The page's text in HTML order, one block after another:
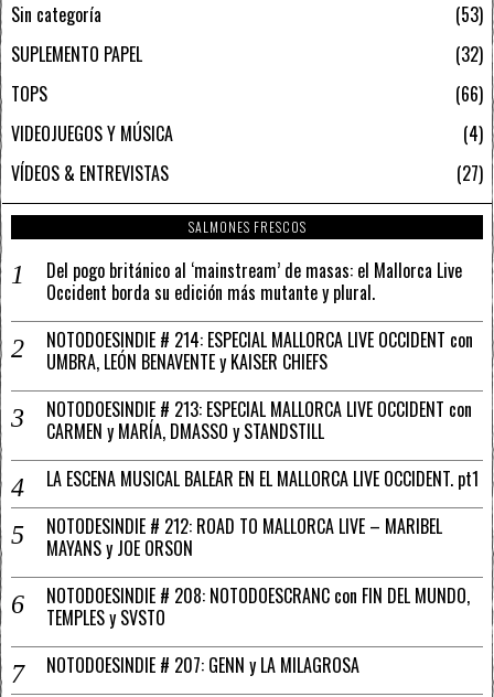
Sin categoría
53
SUPLEMENTO PAPEL
32
TOPS
66
VIDEOJUEGOS Y MÚSICA
4
VÍDEOS & ENTREVISTAS
27
SALMONES FRESCOS
Del pogo británico al ‘mainstream’ de masas: el Mallorca Live
Occident borda su edición más mutante y plural.
NOTODOESINDIE # 214: ESPECIAL MALLORCA LIVE OCCIDENT con
UMBRA, LEÓN BENAVENTE y KAISER CHIEFS
NOTODOESINDIE # 213: ESPECIAL MALLORCA LIVE OCCIDENT con
CARMEN y MARÍA, DMASSO y STANDSTILL
LA ESCENA MUSICAL BALEAR EN EL MALLORCA LIVE OCCIDENT. pt1
NOTODESINDIE # 212: ROAD TO MALLORCA LIVE – MARIBEL
MAYANS y JOE ORSON
NOTODOESINDIE # 208: NOTODOESCRANC con FIN DEL MUNDO,
TEMPLES y SVSTO
NOTODOESINDIE # 207: GENN y LA MILAGROSA